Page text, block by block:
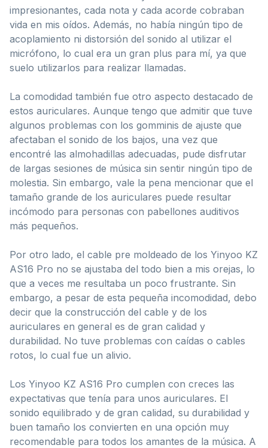
impresionantes, cada nota y cada acorde cobraban
vida en mis oídos. Además, no había ningún tipo de
acoplamiento ni distorsión del sonido al utilizar el
micrófono, lo cual era un gran plus para mí, ya que
suelo utilizarlos para realizar llamadas.
La comodidad también fue otro aspecto destacado de
estos auriculares. Aunque tengo que admitir que tuve
algunos problemas con los gomminis de ajuste que
afectaban el sonido de los bajos, una vez que
encontré las almohadillas adecuadas, pude disfrutar
de largas sesiones de música sin sentir ningún tipo de
molestia. Sin embargo, vale la pena mencionar que el
tamaño grande de los auriculares puede resultar
incómodo para personas con pabellones auditivos
más pequeños.
Por otro lado, el cable pre moldeado de los Yinyoo KZ
AS16 Pro no se ajustaba del todo bien a mis orejas, lo
que a veces me resultaba un poco frustrante. Sin
embargo, a pesar de esta pequeña incomodidad, debo
decir que la construcción del cable y de los
auriculares en general es de gran calidad y
durabilidad. No tuve problemas con caídas o cables
rotos, lo cual fue un alivio.
Los Yinyoo KZ AS16 Pro cumplen con creces las
expectativas que tenía para unos auriculares. El
sonido equilibrado y de gran calidad, su durabilidad y
buen tamaño los convierten en una opción muy
recomendable para todos los amantes de la música. A